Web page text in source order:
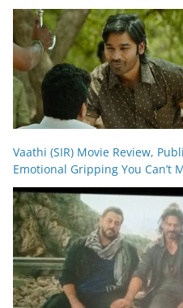
Vaathi (SIR) Movie Review,
Emotional Gripping You Can’t